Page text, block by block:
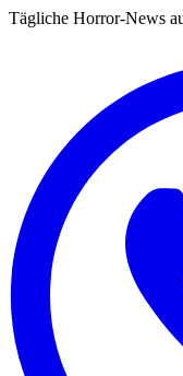
Tägliche Horror-News